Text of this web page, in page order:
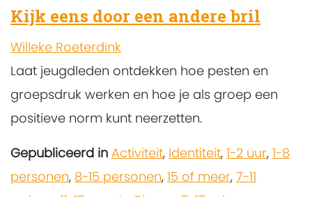
Kijk eens door een andere bril
Willeke Roeterdink
Laat jeugdleden ontdekken hoe pesten en
groepsdruk werken en hoe je als groep een
positieve norm kunt neerzetten.
Gepubliceerd in Activiteit, Identiteit, 1-2 uur, 1-8
personen, 8-15 personen, 15 of meer, 7-11